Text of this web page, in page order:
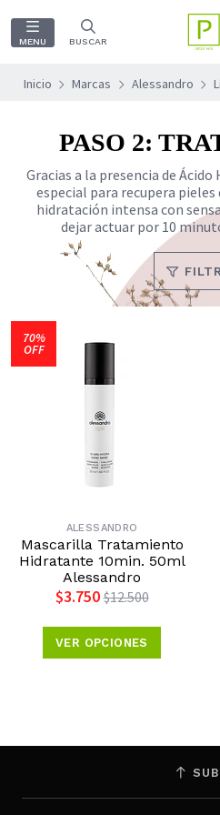
MENU BUSCAR
Inicio Marcas Alessandro
PASO 2:
Gracias a la presencia de
especial para recupera pieles
hidratación intensa con
dejar actuar por 10
70%
OFF
ALESSANDRO
Mascarilla Tratamiento
Hidratante 10min. 50ml
Alessandro
$3.750 $12.500
VER OPCIONES